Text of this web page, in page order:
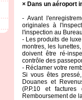
Dans un aéroport
- Avant
originales à
l'inspection au
- Les produits de
montres, les
doivent être ré-
contrôle des
- Réclamer votre
Si vous êtes
Douanes et
(P.P.10 et
Remboursement de